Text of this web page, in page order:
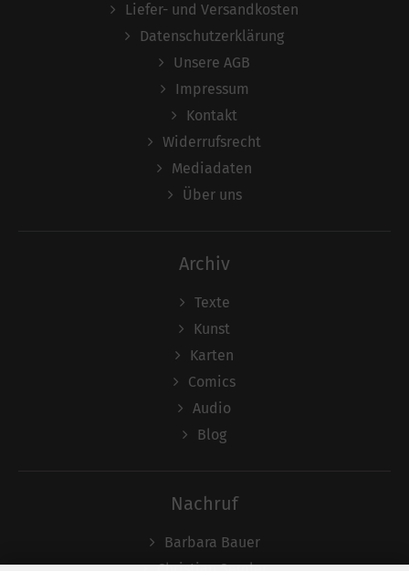
Liefer- und Versandkosten
Datenschutzerklärung
Unsere AGB
Impressum
Kontakt
Widerrufsrecht
Mediadaten
Über uns
Archiv
Texte
Kunst
Karten
Comics
Audio
Blog
Nachruf
Barbara Bauer